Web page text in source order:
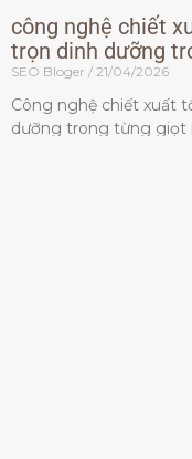
công nghệ chiết
trọn dinh dưỡng
SEO Bloger 21/04/2026
Công nghệ chiết xuất
dưỡng trong từng giọt